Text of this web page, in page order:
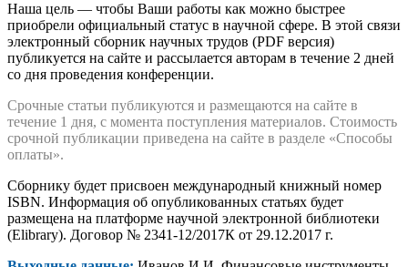
Наша цель — чтобы Ваши работы как можно быстрее
приобрели официальный статус в научной сфере. В этой связи
электронный сборник научных трудов (PDF версия)
публикуется на сайте и рассылается авторам в течение 2 дней
со дня проведения конференции.
Срочные статьи публикуются и размещаются на сайте в
течение 1 дня, с момента поступления материалов. Стоимость
срочной публикации приведена на сайте в разделе «Способы
оплаты».
Сборнику будет присвоен международный книжный номер
ISBN. Информация об опубликованных статьях будет
размещена на платформе научной электронной библиотеки
(Elibrary). Договор № 2341-12/2017К от 29.12.2017 г.